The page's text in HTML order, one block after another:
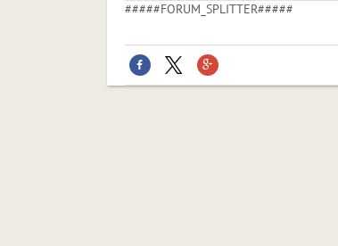
#####FORUM_SPLITTER#####